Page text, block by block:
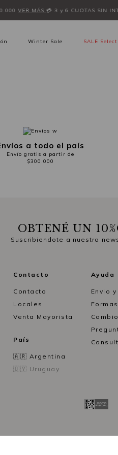
VER MÁS 💳 3 y 6 CUOTAS SIN
Winter Sale SALE
a todo el país
Envío gratis a partir de
$300.000
OBTENÉ UN
Suscribiendote a nuestro
Contacto
Contacto
Locales
Venta Mayorista
País
🇦🇷 Argentina
🇺🇾 Uruguay
Ayuda
Envio